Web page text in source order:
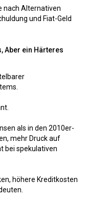
nach Alternativen
und Fiat-Geld
Aber ein Härteres
als in den 2010er-
mehr Druck auf
bei spekulativen
höhere Kreditkosten